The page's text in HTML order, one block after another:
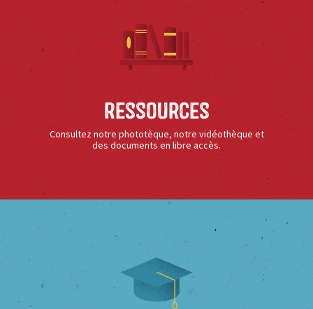
Ressources
Consultez notre phototèque, notre vidéothèque et
des documents en libre accès.